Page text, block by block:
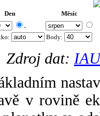
Den Měsíc
.
Body:
Zdroj dat:
v rovině